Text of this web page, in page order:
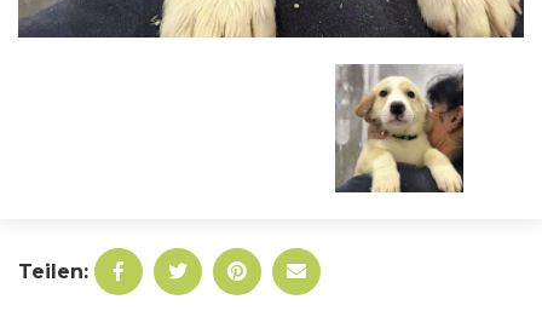
Teilen: